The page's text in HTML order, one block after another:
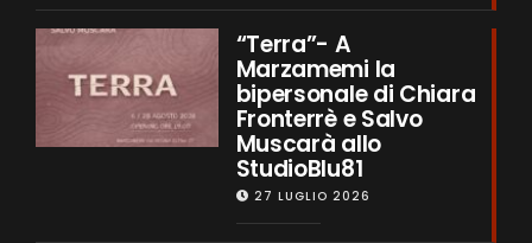
“Terra”- A
Marzamemi la
bipersonale di Chiara
Fronterrè e Salvo
Muscarà allo
StudioBlu81
27 LUGLIO 2026